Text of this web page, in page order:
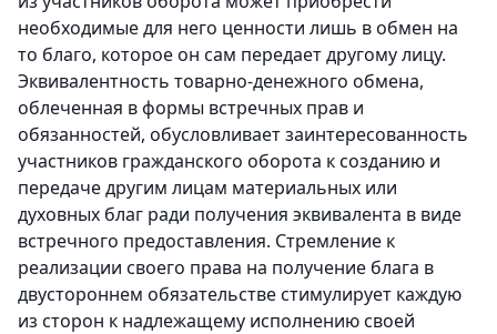
необходимые для него ценности лишь в обмен на
то благо, которое он сам передает другому лицу.
Эквивалентность товарно-денежного обмена,
облеченная в формы встречных прав и
обязанностей, обусловливает заинтересованность
участников гражданского оборота к созданию и
передаче другим лицам материальных или
духовных благ ради получения эквивалента в виде
встречного предоставления. Стремление к
реализации своего права на получение блага в
двустороннем обязательстве стимулирует каждую
из сторон к надлежащему исполнению своей